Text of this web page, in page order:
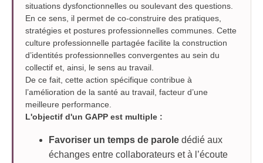
situations dysfonctionnelles ou soulevant des questions.
En ce sens, il permet de co-construire des pratiques,
stratégies et postures professionnelles communes. Cette
culture professionnelle partagée facilite la construction
d’identités professionnelles convergentes au sein du
collectif et, ainsi, le sens au travail.
De ce fait, cette action spécifique contribue à
l’amélioration de la santé au travail, facteur d’une
meilleure performance.
L'objectif d'un GAPP est multiple :
Favoriser un temps de parole dédié aux
échanges entre collaborateurs et à l’écoute